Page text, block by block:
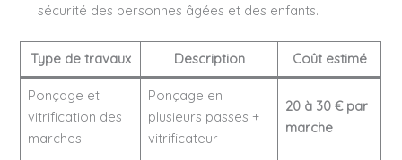
sécurité des personnes âgées et des enfants.
Type de travaux Description Coût estimé
Ponçage et
vitrification des
marches
Ponçage en
plusieurs passes +
vitrificateur
20 à 30 € par
marche